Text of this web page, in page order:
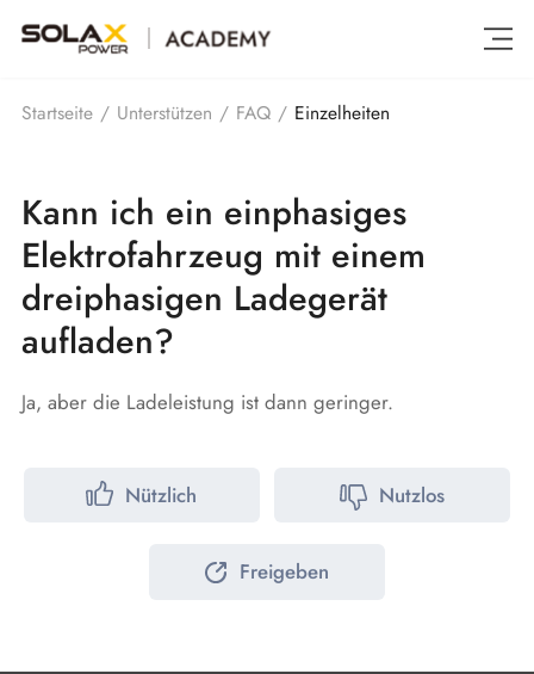
Startseite / Unterstützen / FAQ / Einzelheiten
Kann ich ein einphasiges
Elektrofahrzeug mit einem
dreiphasigen Ladegerät
aufladen?
Ja, aber die Ladeleistung ist dann geringer.
Nützlich Nutzlos
Freigeben